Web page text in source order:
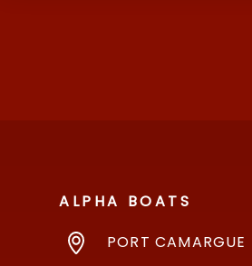
ALPHA BOATS
PORT CAMARGUE